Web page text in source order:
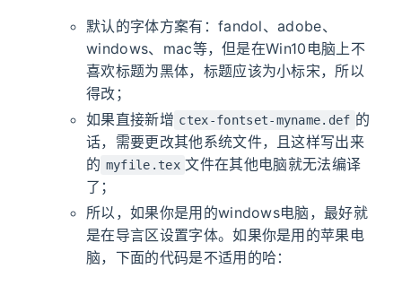
默认的字体方案有：fandol、adobe、
windows、mac等，但是在Win10电脑上不
喜欢标题为黑体，标题应该为小标宋，所以
得改；
如果直接新增 ctex-fontset-myname.def 的
话，需要更改其他系统文件，且这样写出来
的 myfile.tex 文件在其他电脑就无法编译
了；
所以，如果你是用的windows电脑，最好就
是在导言区设置字体。如果你是用的苹果电
脑，下面的代码是不适用的哈：